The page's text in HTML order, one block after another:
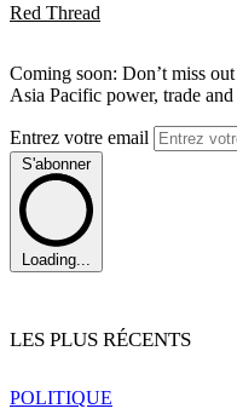
Red Thread
Coming soon: Don’t miss
Asia Pacific power, trade and
Entrez votre email
S'abonner
Loading...
LES PLUS RÉCENTS
POLITIQUE